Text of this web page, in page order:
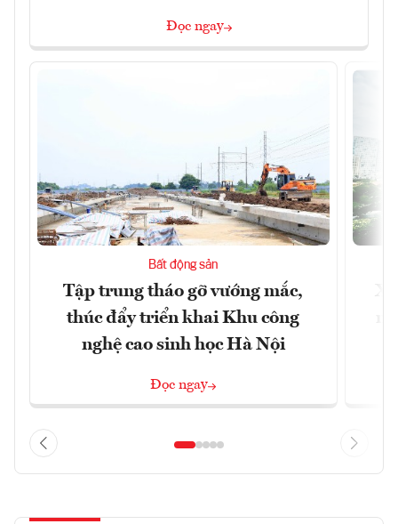
Đọc ngay
Bất động sản
Tập trung tháo gỡ vướng mắc,
thúc đẩy triển khai Khu công
nghệ cao sinh học Hà Nội
Đọc ngay